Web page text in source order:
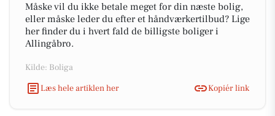
Måske vil du ikke betale meget for din næste bolig,
eller måske leder du efter et håndværkertilbud? Lige
her finder du i hvert fald de billigste boliger i
Allingåbro.
Kilde: Boliga
Læs hele artiklen her
Kopiér link